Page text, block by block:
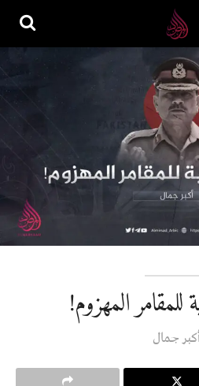
للمقامر المهزوم!
جمال